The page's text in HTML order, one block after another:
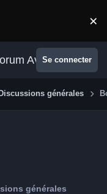
×
AvexSe connecter
Discussions générales
générales